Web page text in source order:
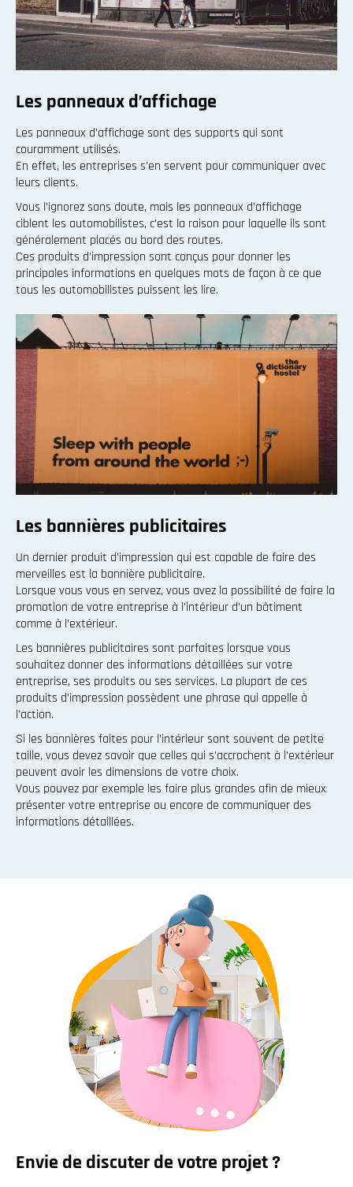
Les panneaux d’affichage
Les panneaux d’affichage sont des supports qui sont
couramment utilisés.
En effet, les entreprises s’en servent pour communiquer avec
leurs clients.
Vous l’ignorez sans doute, mais les panneaux d’affichage
ciblent les automobilistes, c’est la raison pour laquelle ils sont
généralement placés au bord des routes.
Ces produits d’impression sont conçus pour donner les
principales informations en quelques mots de façon à ce que
tous les automobilistes puissent les lire.
Les bannières publicitaires
Un dernier produit d’impression qui est capable de faire des
merveilles est la bannière publicitaire.
Lorsque vous vous en servez, vous avez la possibilité de faire la
promotion de votre entreprise à l’intérieur d’un bâtiment
comme à l’extérieur.
Les bannières publicitaires sont parfaites lorsque vous
souhaitez donner des informations détaillées sur votre
entreprise, ses produits ou ses services. La plupart de ces
produits d’impression possèdent une phrase qui appelle à
l’action.
Si les bannières faites pour l’intérieur sont souvent de petite
taille, vous devez savoir que celles qui s’accrochent à l’extérieur
peuvent avoir les dimensions de votre choix.
Vous pouvez par exemple les faire plus grandes afin de mieux
présenter votre entreprise ou encore de communiquer des
informations détaillées.
Envie de discuter de votre projet ?